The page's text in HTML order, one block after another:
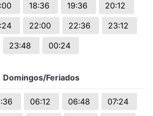
18:36 19:36
20:12
22:00 22:36
23:12
23:48
00:24
Domingos/Feriados
06:12 06:48
07:24